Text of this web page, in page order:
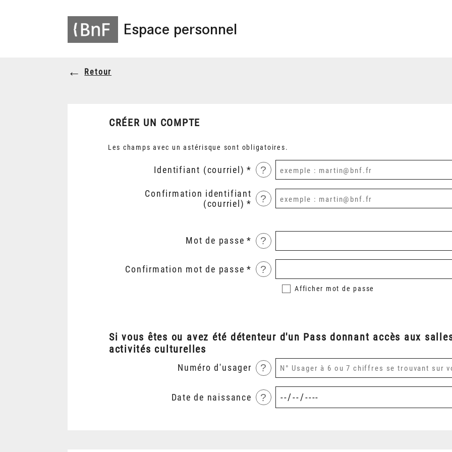
Espace personnel
Retour
CRÉER UN COMPTE
Les champs avec un astérisque sont obligatoires.
Identifiant (courriel) ?
Confirmation identifiant
(courriel)
?
Mot de passe ?
Confirmation mot de passe ?
Afficher mot de passe
Si vous êtes ou avez été détenteur d'un Pass donnant accès aux
activités culturelles
Numéro d'usager ?
Date de naissance ?